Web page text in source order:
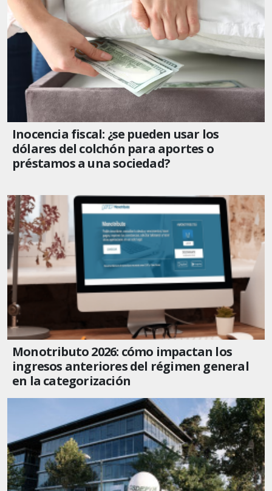
Inocencia fiscal: ¿se pueden usar los
dólares del colchón para aportes o
préstamos a una sociedad?
Monotributo 2026: cómo impactan los
ingresos anteriores del régimen general
en la categorización